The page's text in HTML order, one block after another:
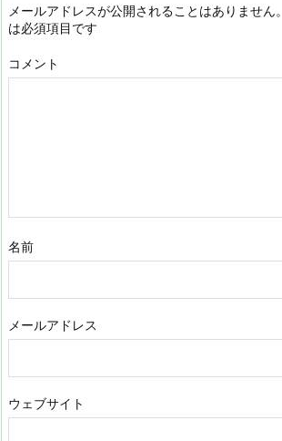
メールアドレスが公開されることはありません。
は必須項目です
コメント
名前
メールアドレス
ウェブサイト